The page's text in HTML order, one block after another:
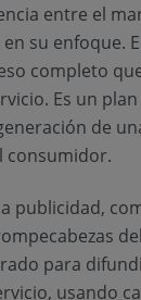
entre el
su enfoque.
completo
Es un
de
consumidor.
publicidad,
para
usando